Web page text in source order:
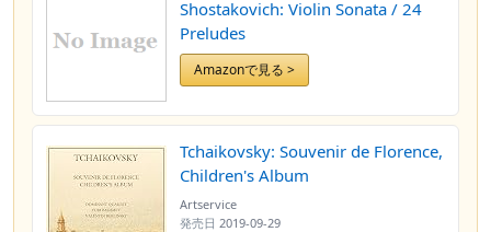
Shostakovich: Violin Sonata / 24
Preludes
Amazonで見る >
Tchaikovsky: Souvenir de Florence,
Children's Album
Artservice
発売日 2019-09-29